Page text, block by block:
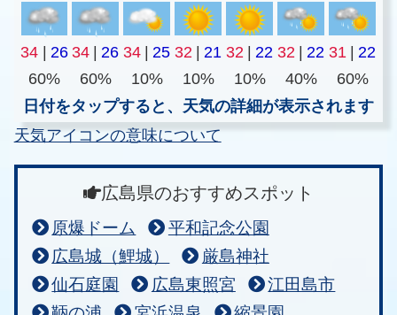
34 26 34 26 34 25 32 21 32 22 32 22 31
22
60%
60% 10% 10% 10% 40%
60%
日付をタップすると、天気の詳細が表示されます
天気アイコンの意味について
広島県のおすすめスポット
原爆ドーム
平和記念公園
広島城（鯉城）
厳島神社
仙石庭園
広島東照宮
江田島市